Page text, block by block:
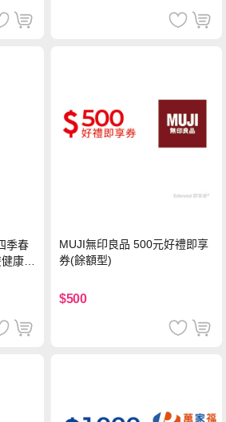
季春
康認
MUJI無印良品 500元好禮即享
券(餘額型)
$500